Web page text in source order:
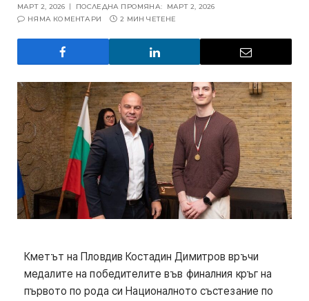
МАРТ 2, 2026 ПОСЛЕДНА ПРОМЯНА:
МАРТ 2, 2026
НЯМА КОМЕНТАРИ
2 МИН ЧЕТЕНЕ
Кметът на Пловдив Костадин Димитров връчи
медалите на победителите във финалния кръг на
първото по рода си Националното състезание по